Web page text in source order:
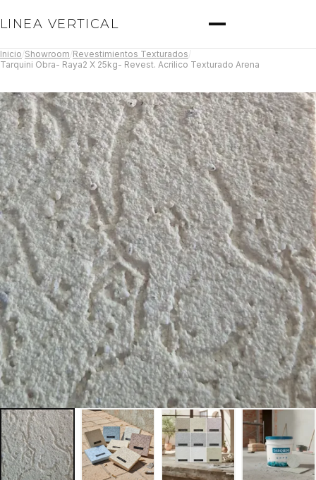
LINEA VERTICAL
Inicio Showroom Revestimientos Texturados
Tarquini Obra- Raya2 X 25kg- Revest. Acrilico Texturado Arena